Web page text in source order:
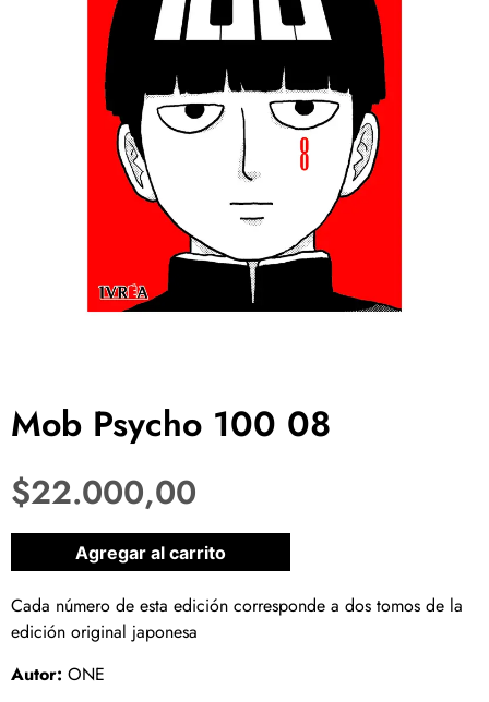
Mob Psycho 100 08
$22.000,00
1 disponibles
Agregar al carrito
Cada número de esta edición corresponde a dos tomos de la
edición original japonesa
Autor: ONE